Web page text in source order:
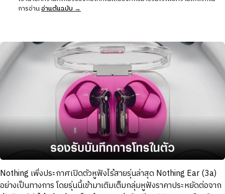
การอ่านอ่านต้นฉบับ →
Nothing เพิ่งประกาศเปิดตัวหูฟังไร้สายรุ่นล่าสุด Nothing Ear (3a)
อย่างเป็นทางการ โดยรุ่นนี้เข้ามาเติมเต็มกลุ่มหูฟังราคาประหยัดต่อจาก